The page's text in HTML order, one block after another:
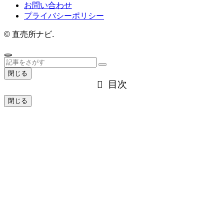
お問い合わせ
プライバシーポリシー
© 直売所ナビ.
閉じる
目次
閉じる